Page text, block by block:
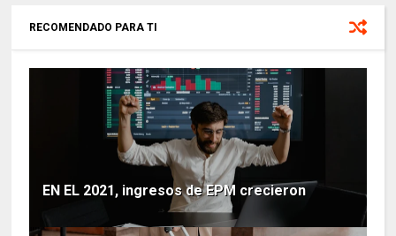
RECOMENDADO PARA TI
EN EL 2021, ingresos de EPM crecieron